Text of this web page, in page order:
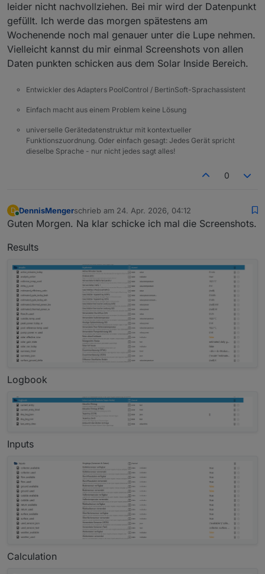
leider nicht nachvollziehen. Bei mir wird der Datenpunkt
gefüllt. Ich werde das morgen spätestens am
Wochenende noch mal genauer unter die Lupe nehmen.
Vielleicht kannst du mir einmal Screenshots von allen
Daten punkten schicken aus dem Solar Inside Bereich.
Entwickler des Adapters PoolControl / BertinSoft-Sprachassistent
Einfach macht aus einem Problem keine Lösung
universelle Gerätedatenstruktur mit kontextueller
Funktionszuordnung. Oder einfach gesagt: Jedes Gerät spricht
dieselbe Sprache - nur nicht jedes sagt alles!
0
D
Online
DennisMengerschrieb am 24. Apr. 2026, 04:12
zuletzt editiert von
Guten Morgen. Na klar schicke ich mal die Screenshots.
Results
Logbook
Inputs
Calculation